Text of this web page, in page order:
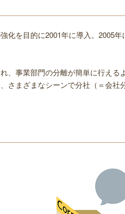
化を目的に2001年に導入。2005
、事業部門の分離が簡単に行える
さまざまなシーンで分社（＝会社